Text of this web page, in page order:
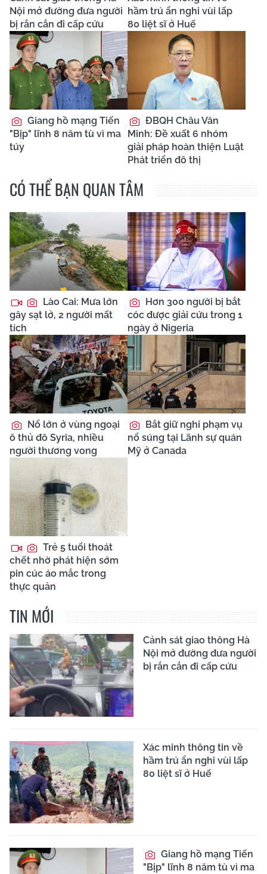
Nội mở đường đưa người
bị rắn cắn đi cấp cứu
hầm trú ẩn nghi vùi lấp
80 liệt sĩ ở Huế
Giang hồ mạng Tiến
"Bịp" lĩnh 8 năm tù vì ma
túy
ĐBQH Châu Văn
Minh: Đề xuất 6 nhóm
giải pháp hoàn thiện Luật
Phát triển đô thị
CÓ THỂ BẠN QUAN TÂM
Lào Cai: Mưa lớn
gây sạt lở, 2 người mất
tích
Hơn 300 người bị bắt
cóc được giải cứu trong 1
ngày ở Nigeria
Nổ lớn ở vùng ngoại
ô thủ đô Syria, nhiều
người thương vong
Bắt giữ nghi phạm vụ
nổ súng tại Lãnh sự quán
Mỹ ở Canada
Trẻ 5 tuổi thoát
chết nhờ phát hiện sớm
pin cúc áo mắc trong
thực quản
TIN MỚI
Cảnh sát giao thông Hà
Nội mở đường đưa người
bị rắn cắn đi cấp cứu
Xác minh thông tin về
hầm trú ẩn nghi vùi lấp
80 liệt sĩ ở Huế
Giang hồ mạng Tiến
"Bịp" lĩnh 8 năm tù vì ma